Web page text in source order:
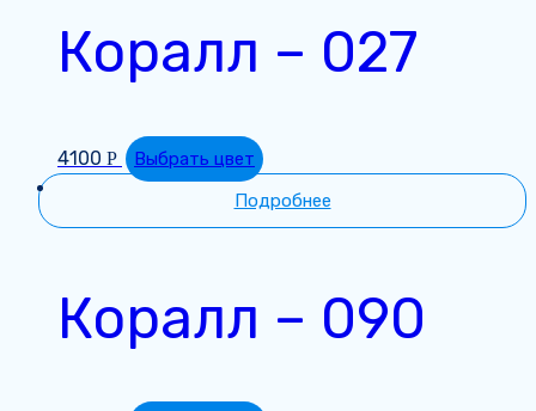
Коралл – 027
4100 Р
Выбрать цвет
Подробнее
Коралл – 090